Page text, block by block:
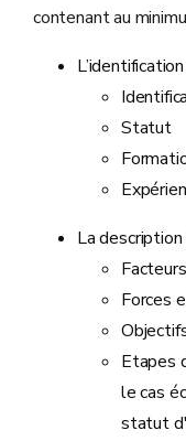
contenant au
Statut
La
Forces
Etapes
le cas
statut